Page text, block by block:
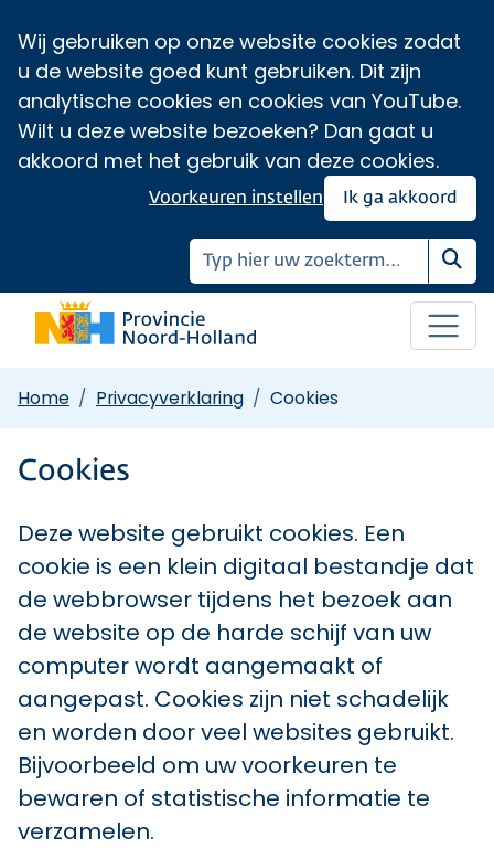
Wij gebruiken op onze website cookies zodat
u de website goed kunt gebruiken. Dit zijn
analytische cookies en cookies van YouTube.
Wilt u deze website bezoeken? Dan gaat u
akkoord met het gebruik van deze cookies.
Ik ga akkoord
Voorkeuren instellen
Home Privacyverklaring Cookies
Cookies
Deze website gebruikt cookies. Een
cookie is een klein digitaal bestandje dat
de webbrowser tijdens het bezoek aan
de website op de harde schijf van uw
computer wordt aangemaakt of
aangepast. Cookies zijn niet schadelijk
en worden door veel websites gebruikt.
Bijvoorbeeld om uw voorkeuren te
bewaren of statistische informatie te
verzamelen.